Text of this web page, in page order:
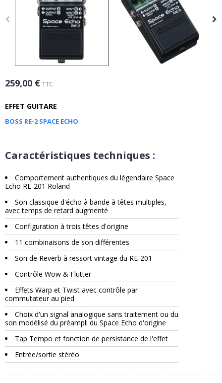
259,00 € TTC
EFFET GUITARE
BOSS RE-2 SPACE ECHO
Caractéristiques techniques :
Comportement authentiques du légendaire Space
Echo RE-201 Roland
Son classique d'écho à bande à têtes multiples,
avec temps de retard augmenté
Configuration à trois têtes d'origine
11 combinaisons de son différentes
Son de Reverb à ressort vintage du RE-201
Contrôle Wow & Flutter
Effets Warp et Twist avec contrôle par
commutateur au pied
Choix d'un signal analogique sans traitement ou du
son modélisé du préampli du Space Echo d'origine
Tap Tempo et fonction de persistance de l'effet
Entrée/sortie stéréo